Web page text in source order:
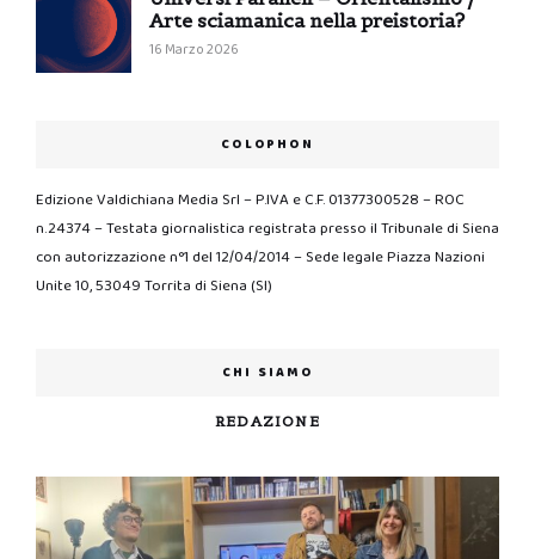
Arte sciamanica nella preistoria?
16 Marzo 2026
COLOPHON
Edizione Valdichiana Media Srl – P.IVA e C.F. 01377300528 – ROC
n.24374 – Testata giornalistica registrata presso il Tribunale di Siena
con autorizzazione n°1 del 12/04/2014 – Sede legale Piazza Nazioni
Unite 10, 53049 Torrita di Siena (SI)
CHI SIAMO
REDAZIONE